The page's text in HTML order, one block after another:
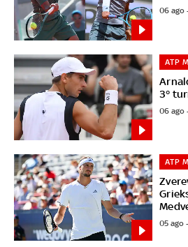
06 ago
3°
ATP
06 ago
ATP
05 ago